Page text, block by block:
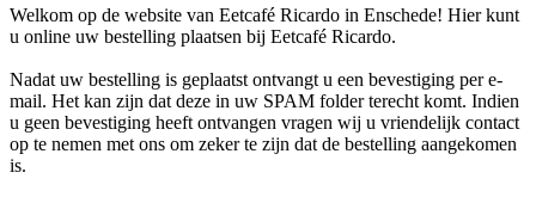
Welkom op de website van Eetcafé Ricardo in Enschede! Hier kunt
u online uw bestelling plaatsen bij Eetcafé Ricardo.
Nadat uw bestelling is geplaatst ontvangt u een bevestiging per e-
mail. Het kan zijn dat deze in uw SPAM folder terecht komt. Indien
u geen bevestiging heeft ontvangen vragen wij u vriendelijk contact
op te nemen met ons om zeker te zijn dat de bestelling aangekomen
is.